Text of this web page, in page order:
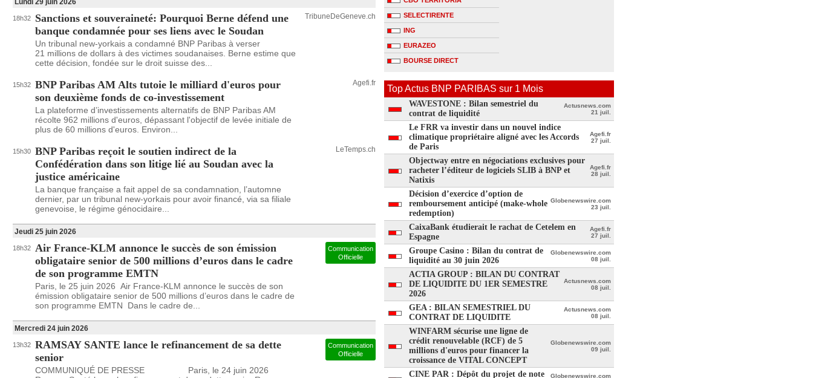
Lundi 29 juin 2026
18h32
Sanctions et souveraineté: Pourquoi Berne défend une
banque condamnée pour ses liens avec le Soudan
Un tribunal new-yorkais a condamné BNP Paribas à verser
21 millions de dollars à des victimes soudanaises. Berne estime que
cette décision, fondée sur le droit suisse des...
TribuneDeGeneve.ch
15h32 BNP Paribas AM Alts tutoie le milliard d'euros pour
son deuxième fonds de co-investissement
La plateforme d’investissements alternatifs de BNP Paribas AM
récolte 962 millions d'euros, dépassant l'objectif de levée initiale de
plus de 60 millions d'euros. Environ...
Agefi.fr
15h30 BNP Paribas reçoit le soutien indirect de la
Confédération dans son litige lié au Soudan avec la
justice américaine
La banque française a fait appel de sa condamnation, l’automne
dernier, par un tribunal new-yorkais pour avoir financé, via sa filiale
genevoise, le régime génocidaire...
LeTemps.ch
Jeudi 25 juin 2026
18h32 Air France-KLM annonce le succès de son émission
obligataire senior de 500 millions d’euros dans le cadre
de son programme EMTN
Paris, le 25 juin 2026 Air France-KLM annonce le succès de son
émission obligataire senior de 500 millions d’euros dans le cadre de
son programme EMTN Dans le cadre de...
Communication
Officielle
Mercredi 24 juin 2026
13h32 RAMSAY SANTE lance le refinancement de sa dette
senior
COMMUNIQUÉ DE PRESSE Paris, le 24 juin 2026
Communication
Officielle
SELECTIRENTE
ING
EURAZEO
BOURSE DIRECT
Top Actus BNP PARIBAS sur 1 Mois
WAVESTONE : Bilan semestriel du
contrat de liquidité
Actusnews.com
21 juil.
Le FRR va investir dans un nouvel indice
climatique propriétaire aligné avec les Accords
de Paris
Agefi.fr
27 juil.
Objectway entre en négociations exclusives pour
racheter l’éditeur de logiciels SLIB à BNP et
Natixis
Agefi.fr
28 juil.
Décision d’exercice d’option de
remboursement anticipé (make-whole
redemption)
Globenewswire.com
23 juil.
CaixaBank étudierait le rachat de Cetelem en
Espagne
Agefi.fr
27 juil.
Groupe Casino : Bilan du contrat de
liquidité au 30 juin 2026
Globenewswire.com
08 juil.
ACTIA GROUP : BILAN DU CONTRAT
DE LIQUIDITE DU 1ER SEMESTRE
2026
Actusnews.com
08 juil.
GEA : BILAN SEMESTRIEL DU
CONTRAT DE LIQUIDITE
Actusnews.com
08 juil.
WINFARM sécurise une ligne de
crédit renouvelable (RCF) de 5
millions d'euros pour financer la
croissance de VITAL CONCEPT
Globenewswire.com
09 juil.
CINE PAR : Dépôt du projet de note
Globenewswire.com